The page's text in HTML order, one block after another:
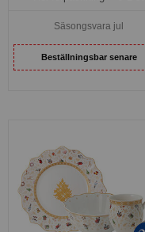
Säsongsvara jul
Beställningsbar senare